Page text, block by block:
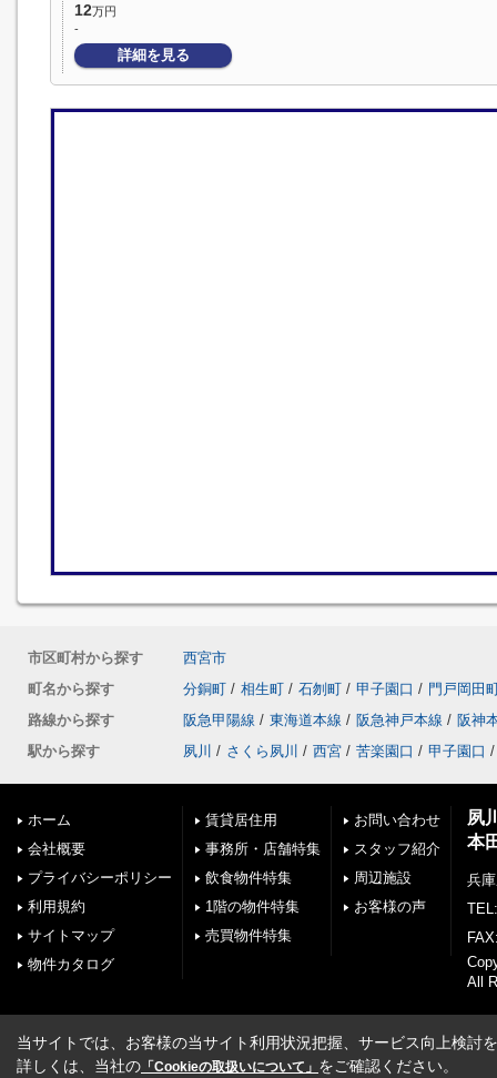
12万円
-
詳細を見る
市区町村から探す
西宮市
町名から探す
分銅町 / 相生町 / 石刎町 / 甲子園口 / 門戸岡田
路線から探す
阪急甲陽線 / 東海道本線 / 阪急神戸本線 / 阪神
駅から探す
夙川 / さくら夙川 / 西宮 / 苦楽園口 / 甲子園口 /
ホーム
会社概要
プライバシーポリシー
利用規約
サイトマップ
物件カタログ
賃貸居住用
事務所・店舗特集
飲食物件特集
1階の物件特集
売買物件特集
お問い合わせ
スタッフ紹介
周辺施設
お客様の声
夙
本
兵
All
当サイトでは、お客様の当サイト利用状況把握、サービス向上検討
詳しくは、当社の 「Cookieの取扱いについて」 をご確認ください。